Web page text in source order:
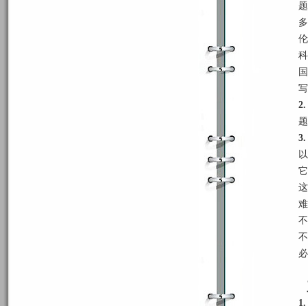
3.
1.